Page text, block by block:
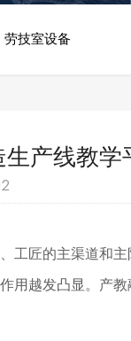
劳技室设备
产线教学
工匠的主渠道和
用越发凸显。产